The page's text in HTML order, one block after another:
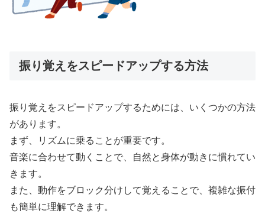
振り覚えをスピードアップする方法
振り覚えをスピードアップするためには、いくつかの方法
があります。
まず、リズムに乗ることが重要です。
音楽に合わせて動くことで、自然と身体が動きに慣れてい
きます。
また、動作をブロック分けして覚えることで、複雑な振付
も簡単に理解できます。